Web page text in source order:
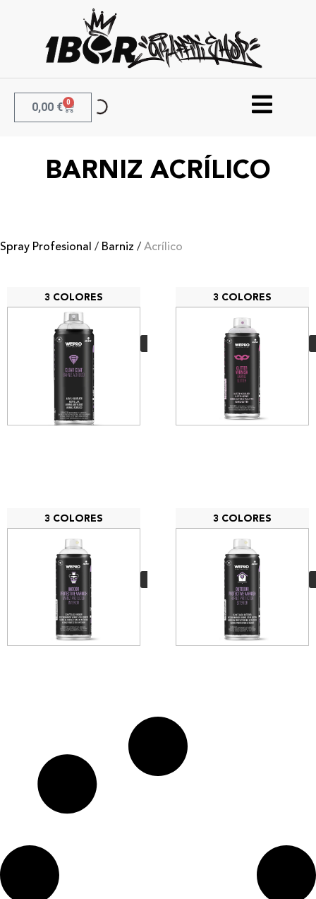
0,00 € 0
BARNIZ ACRÍLICO
Spray Profesional / Barniz / Acrílico
3 COLORES
MTN Pro Barniz
VER MÁS
3 COLORES
3 COLORES
MTN Pro Barniz
VER MÁS
3 COLORES